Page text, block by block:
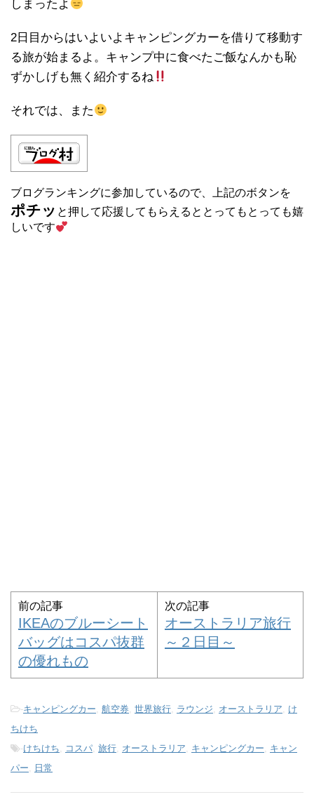
しまったよ
2日目からはいよいよキャンピングカーを借りて移動す
る旅が始まるよ。キャンプ中に食べたご飯なんかも恥
ずかしげも無く紹介するね
それでは、また
ブログランキングに参加しているので、上記のボタンを
ポチッ と押して応援してもらえるととってもとっても嬉
しいです
前の記事
IKEAのブルーシート
バッグはコスパ抜群
の優れもの
次の記事
オーストラリア旅行
～２日目～
-キャンピングカー 航空券 世界旅行 ラウンジ オーストラリア
け
ちけち
-けちけち コスパ 旅行 オーストラリア キャンピングカー
キャン
パー
日常